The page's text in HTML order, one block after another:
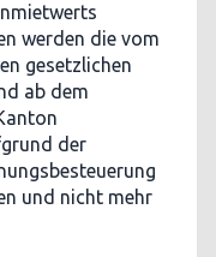
werden die vom
gesetzlichen
ab dem
der
und nicht mehr